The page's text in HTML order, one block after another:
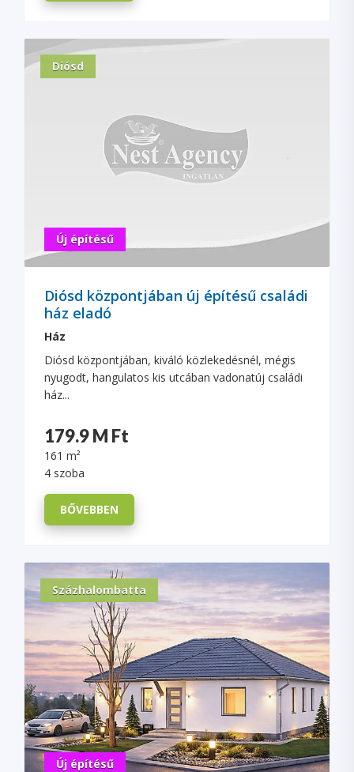
Diósd
Új építésű
Diósd központjában új építésű családi
ház eladó
Ház
Diósd központjában, kiváló közlekedésnél, mégis
nyugodt, hangulatos kis utcában vadonatúj családi
ház...
179.9 M Ft
161 m²
4 szoba
BŐVEBBEN
Százhalombatta
Új építésű